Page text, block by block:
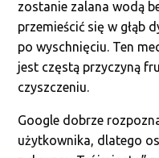
zostanie zalana wodą
przemieścić się w głąb
po wyschnięciu. Ten
jest częstą przyczyną
czyszczeniu.
Google dobrze
użytkownika, dlatego